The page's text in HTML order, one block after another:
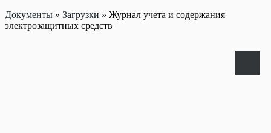
Документы » Загрузки » Журнал учета и содержания
электрозащитных средств